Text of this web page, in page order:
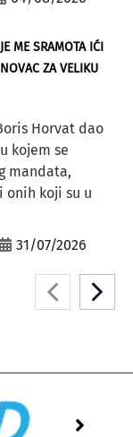
ME SRAMOTA IĆI
ZA VELIKU
Horvat dao
kojem se
mandata,
onih koji su u
31/07/2026